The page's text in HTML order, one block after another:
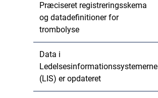
Præciseret registreringsskema
og datadefinitioner for
trombolyse
Data i
Ledelsesinformationssystemerne
(LIS) er opdateret